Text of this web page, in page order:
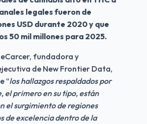
legales fueron de
USD durante 2020 y que
50 mil millones para 2025.
fundadora y
de New Frontier Data,
“los hallazgos respaldados por
el primero en su tipo, están
el surgimiento de regiones
de excelencia dentro de la